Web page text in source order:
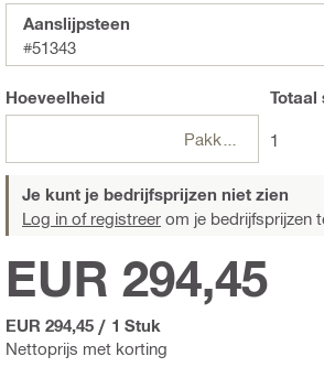
Aanslijpsteen
#51343
Hoeveelheid
Pakketten
Totaal
1
Je kunt je bedrijfsprijzen niet zien
Log in of registreer om je bedrijfsprijzen
Nettoprijs met korting
EUR 294,45
EUR 294,45 / 1 Stuk